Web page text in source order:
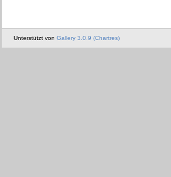
Unterstützt von Gallery 3.0.9 (Chartres)